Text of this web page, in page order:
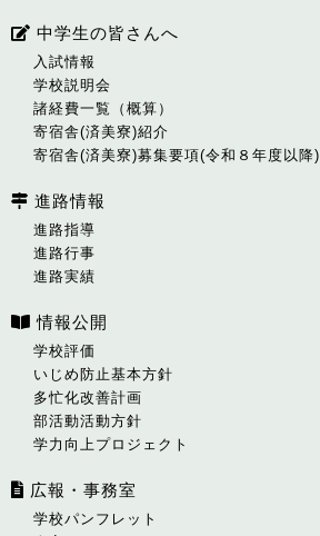
中学生の皆さんへ
入試情報
学校説明会
諸経費一覧（概算）
寄宿舎(済美寮)紹介
寄宿舎(済美寮)募集要項(令和８年度以降)
進路情報
進路指導
進路行事
進路実績
情報公開
学校評価
いじめ防止基本方針
多忙化改善計画
部活動活動方針
学力向上プロジェクト
広報・事務室
学校パンフレット